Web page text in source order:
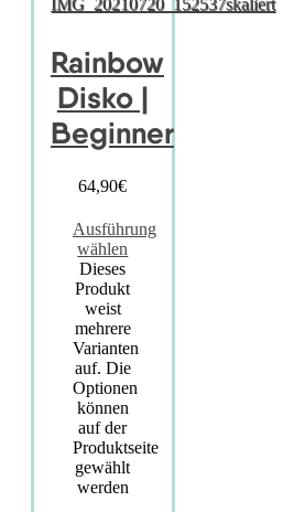
Rainbow
Disko |
Beginner
64,90€
Ausführung
wählen
Dieses
Produkt
weist
mehrere
Varianten
auf. Die
Optionen
können
auf der
Produktseite
gewählt
werden